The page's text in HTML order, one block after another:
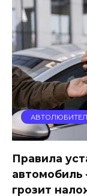
Правила
автомобиль
грозит